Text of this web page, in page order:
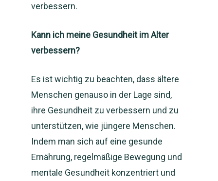
verbessern.
Kann ich meine Gesundheit im Alter
verbessern?
Es ist wichtig zu beachten, dass ältere
Menschen genauso in der Lage sind,
ihre Gesundheit zu verbessern und zu
unterstützen, wie jüngere Menschen.
Indem man sich auf eine gesunde
Ernährung, regelmäßige Bewegung und
mentale Gesundheit konzentriert und